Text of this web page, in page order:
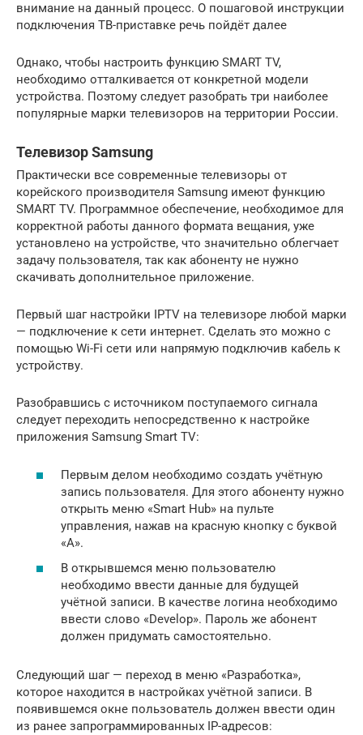
внимание на данный процесс. О пошаговой инструкции
подключения ТВ-приставке речь пойдёт далее
Однако, чтобы настроить функцию SMART TV,
необходимо отталкивается от конкретной модели
устройства. Поэтому следует разобрать три наиболее
популярные марки телевизоров на территории России.
Телевизор Samsung
Практически все современные телевизоры от
корейского производителя Samsung имеют функцию
SMART TV. Программное обеспечение, необходимое для
корректной работы данного формата вещания, уже
установлено на устройстве, что значительно облегчает
задачу пользователя, так как абоненту не нужно
скачивать дополнительное приложение.
Первый шаг настройки IPTV на телевизоре любой марки
— подключение к сети интернет. Сделать это можно с
помощью Wi-Fi сети или напрямую подключив кабель к
устройству.
Разобравшись с источником поступаемого сигнала
следует переходить непосредственно к настройке
приложения Samsung Smart TV:
Первым делом необходимо создать учётную
запись пользователя. Для этого абоненту нужно
открыть меню «Smart Hub» на пульте
управления, нажав на красную кнопку с буквой
«A».
В открывшемся меню пользователю
необходимо ввести данные для будущей
учётной записи. В качестве логина необходимо
ввести слово «Develop». Пароль же абонент
должен придумать самостоятельно.
Следующий шаг — переход в меню «Разработка»,
которое находится в настройках учётной записи. В
появившемся окне пользователь должен ввести один
из ранее запрограммированных IP-адресов: